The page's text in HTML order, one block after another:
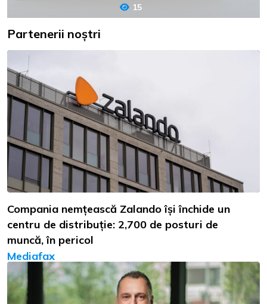
15
Partenerii noștri
Compania nemțească Zalando își închide un
centru de distribuție: 2,700 de posturi de
muncă, în pericol
Mediafax